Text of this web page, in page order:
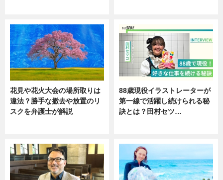
花見や花火大会の場所取りは
違法？勝手な撤去や放置のリ
スクを弁護士が解説
88歳現役イラストレーターが
第一線で活躍し続けられる秘
訣とは？田村セツ…